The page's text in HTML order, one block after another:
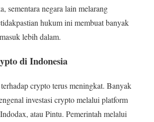
sementara negara lain melarang
hukum ini membuat banyak
lebih dalam.
di Indonesia
crypto terus meningkat. Banyak
investasi crypto melalui platform
atau Pintu. Pemerintah melalui